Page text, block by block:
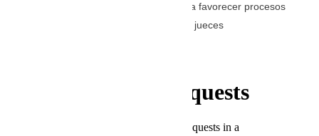
Luján— habrían ejercido presiones para favorecer procesos
judiciales y promover designaciones de jueces